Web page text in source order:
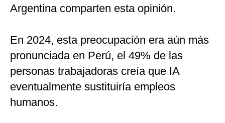
Argentina comparten esta opinión.
En 2024, esta preocupación era aún más
pronunciada en Perú, el 49% de las
personas trabajadoras creía que IA
eventualmente sustituiría empleos
humanos.